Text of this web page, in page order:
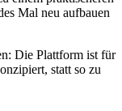
Mal neu aufbauen
Die Plattform ist für
statt so zu